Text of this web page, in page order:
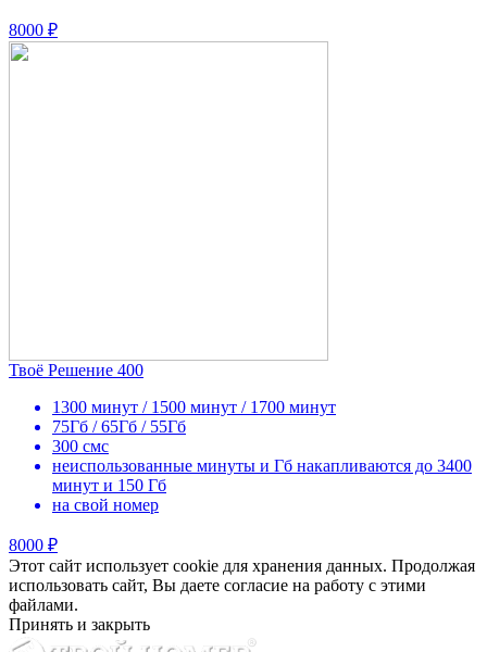
8000 ₽
Твоё Решение 400
1300 минут / 1500 минут / 1700 минут
75Гб / 65Гб / 55Гб
300 смс
неиспользованные минуты и Гб накапливаются до 3400
минут и 150 Гб
на свой номер
8000 ₽
Этот сайт использует cookie для хранения данных. Продолжая
использовать сайт, Вы даете согласие на работу с этими
файлами.
Принять и закрыть